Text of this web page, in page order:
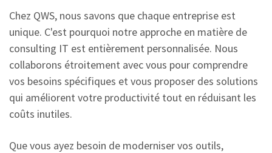
Chez QWS, nous savons que chaque entreprise est
unique. C'est pourquoi notre approche en matière de
consulting IT est entièrement personnalisée. Nous
collaborons étroitement avec vous pour comprendre
vos besoins spécifiques et vous proposer des solutions
qui améliorent votre productivité tout en réduisant les
coûts inutiles.
Que vous ayez besoin de moderniser vos outils,